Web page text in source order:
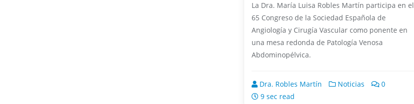
La Dra. María Luisa Robles Martín participa en el
65 Congreso de la Sociedad Española de
Angiología y Cirugía Vascular como ponente en
una mesa redonda de Patología Venosa
Abdominopélvica.
Dra. Robles Martín Noticias
0
9 sec read